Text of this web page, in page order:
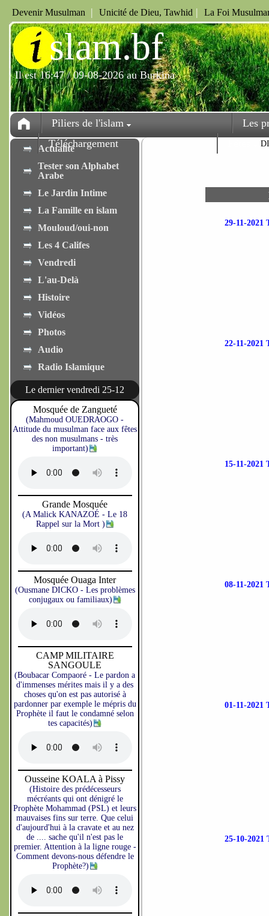
Devenir Musulman | Unicité de Dieu, Tawhid | La Foi
islam.bf
Il est 16:47 / 09-08-2026 au Burkina
Piliers de l'islam
Les
Téléchargement
Actualité
Tester son Alphabet
Arabe
Le Jardin Intime
La Famille en islam
Mouloud/oui-non
Les 4 Califes
Vendredi
L'au-Delà
Histoire
Vidéos
Photos
Audio
Radio Islamique
Le dernier vendredi 25-12
Mosquée de Zangueté
(Mahmoud OUEDRAOGO -
Attitude du musulman face aux fêtes
des non musulmans - très
important)
Grande Mosquée
(A Malick KANAZOÉ - Le 18
Rappel sur la Mort )
Mosquée Ouaga Inter
(Ousmane DICKO - Les problèmes
conjugaux ou familiaux)
CAMP MILITAIRE
SANGOULE
(Boubacar Compaoré - Le pardon a
d'immenses mérites mais il y a des
choses qu'on est pas autorisé à
pardonner par exemple le mépris du
Prophète il faut le condamné selon
tes capacités)
Ousseine KOALA à Pissy
(Histoire des prédécesseurs
mécréants qui ont dénigré le
Prophète Mohammad (PSL) et leurs
mauvaises fins sur terre. Que celui
d'aujourd'hui à la cravate et au nez
de .... sache qu'il n'est pas le
premier. Attention à la ligne rouge -
Comment devons-nous défendre le
Prophète?)
29-11-
22-11-
15-11-
08-11-
01-11-
25-10-